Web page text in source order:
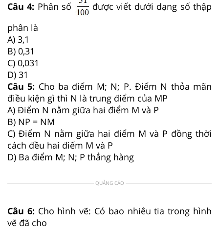
Câu 4: Phân số
được viết dưới dạng số thập
phân là
A) 3,1
B) 0,31
C) 0,031
D) 31
Câu 5: Cho ba điểm M; N; P. Điểm N thỏa mãn
điều kiện gì thì N là trung điểm của MP
A) Điểm N nằm giữa hai điểm M và P
B) NP = NM
C) Điểm N nằm giữa hai điểm M và P đồng thời
cách đều hai điểm M và P
D) Ba điểm M; N; P thẳng hàng
QUẢNG CÁO
Câu 6: Cho hình vẽ: Có bao nhiêu tia trong hình
vẽ đã cho